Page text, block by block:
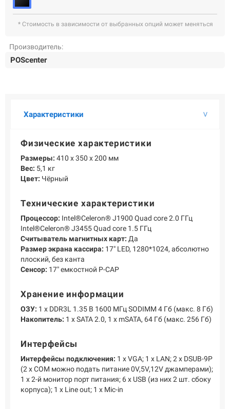
Подробнее о компании «POScenter» - одном из лидеров в сфере
производства кассового и весового оборудования.
КОНТАКТЫ СЕРВИСНЫЕ ЦЕНТРЫ
ОТЗЫВЫ О НАС
Самая актуальная и необходимая информация о нововведениях и
НОВОСТИ ЖУРНАЛ КОНФЕРЕНЦИИ
+7 (495) 518-94-41
* Стоимость в зависимости от выбранных опций может меняться
Производитель:
POScenter
Характеристики
Физические характеристики
Размеры: 410 х 350 х 200 мм
Вес: 5,1 кг
Цвет: Чёрный
Технические характеристики
Процессор: Intel®Celeron® J1900 Quad core 2.0 ГГц
Intel®Celeron® J3455 Quad core 1.5 ГГц
Считыватель магнитных карт: Да
Размер экрана кассира: 17" LED, 1280*1024, абсолютно
плоский, без канта
Сенсор: 17" емкостной P-CAP
Хранение информации
ОЗУ: 1 х DDR3L 1.35 В 1600 МГц SODIMM 4 Гб (макс. 8 Гб)
Накопитель: 1 х SATA 2.0, 1 х mSATA, 64 Гб (макс. 256 Гб)
Интерфейсы
Интерфейсы подключения: 1 х VGA; 1 х LAN; 2 х DSUB-9P
(2 х COM можно подать питание 0V,5V,12V джамперами);
1 х 2-й монитор порт питания; 6 х USB (из них 2 шт. сбоку
корпуса); 1 х Line out; 1 х Mic-in